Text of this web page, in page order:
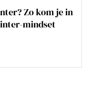
Zo kom je in
mindset